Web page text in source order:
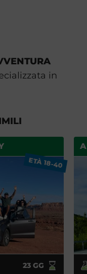
in
ETÀ 18-40
23 GG